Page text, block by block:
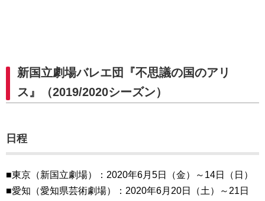
新国立劇場バレエ団『不思議の国のアリ
ス』（2019/2020シーズン）
日程
■東京（新国立劇場）：2020年6月5日（金）～14日（日）
■愛知（愛知県芸術劇場）：2020年6月20日（土）～21日